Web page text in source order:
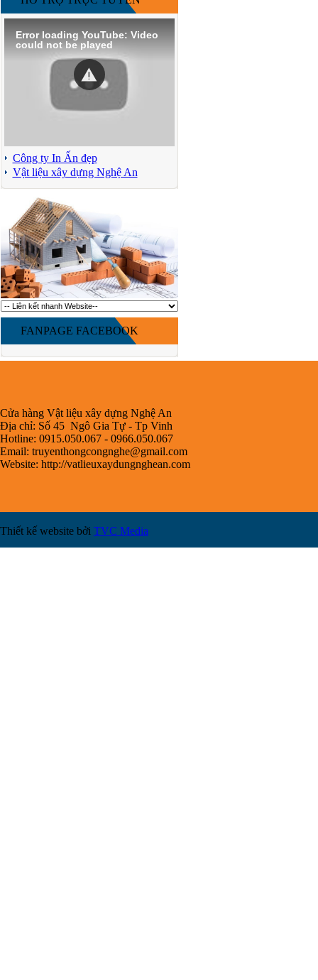
Error loading YouTube: Video
could not be played
Công ty In Ấn đẹp
Vật liệu xây dựng Nghệ An
FANPAGE FACEBOOK
Cửa hàng Vật liệu xây dựng Nghệ An
Địa chỉ: Số 45 Ngô Gia Tự - Tp Vinh
Hotline: 0915.050.067 - 0966.050.067
Email: truyenthongcongnghe@gmail.com
Website: http://vatlieuxaydungnghean.com
Thiết kế website bởi TVC Media